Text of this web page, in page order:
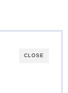
CLOSE